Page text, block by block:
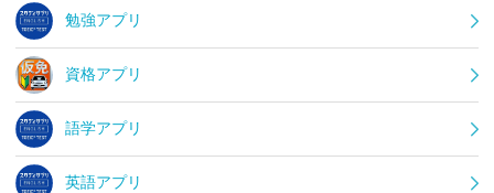
勉強アプリ
資格アプリ
語学アプリ
英語アプリ